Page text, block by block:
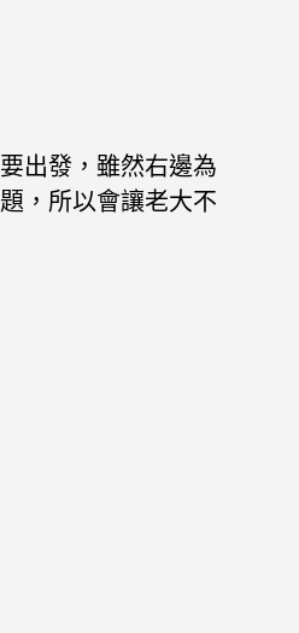
出發，雖然右邊為
，所以會讓老大不